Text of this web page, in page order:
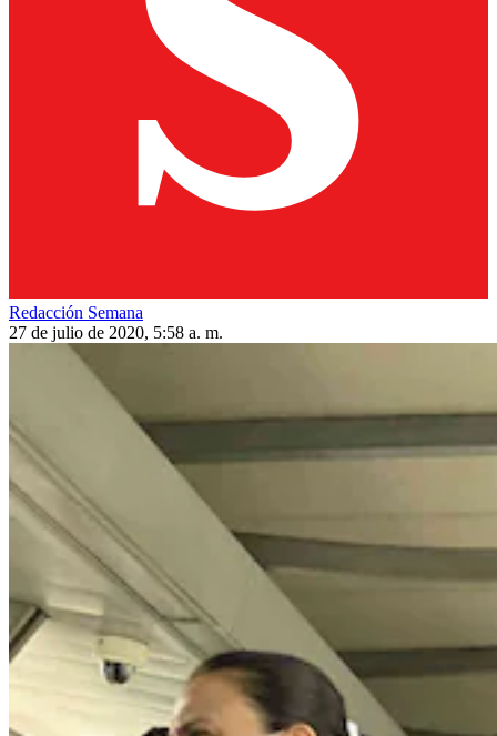
Redacción Semana
27 de julio de 2020, 5:58 a. m.